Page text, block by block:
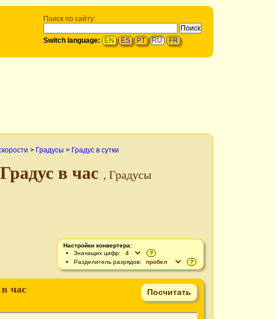
Поиск по сайту:
Switch language: EN ES PT RU FR
> Градусы > Градус в сутки
в час , Градусы
Настройки конвертера:
Значащих цифр:
?
Разделитель разрядов:
?
час